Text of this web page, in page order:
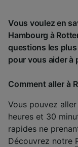
Vous voulez en
Hambourg à
questions les
pour vous aider à
Comment aller à
Vous pouvez
heures et 30
rapides ne
Découvrez notre